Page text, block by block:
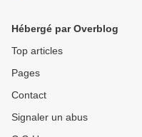
Hébergé par Overblog
Top articles
Pages
Contact
Signaler un abus